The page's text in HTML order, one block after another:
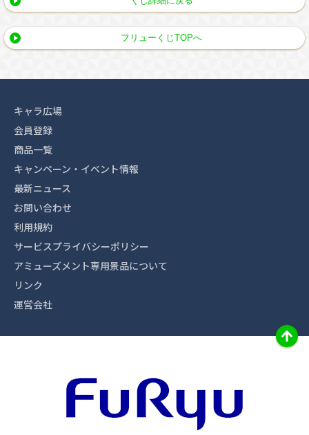
フリューくじTOPへ
キャラ広場
会員登録
商品一覧
キャンペーン・イベント情報
最新ニュース
お問い合わせ
利用規約
サービスプライバシーポリシー
アミューズメント専用景品について
リンク
運営会社